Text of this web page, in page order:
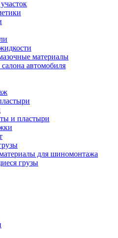
материалы
автомобиля
и пластыри
для шиномонтажа
грузы